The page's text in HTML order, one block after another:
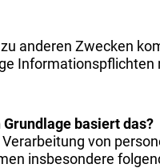
anderen Zwecken
basiert das?
von
insbesondere